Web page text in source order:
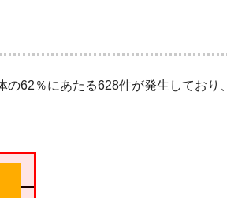
62％にあたる628件が発生しており